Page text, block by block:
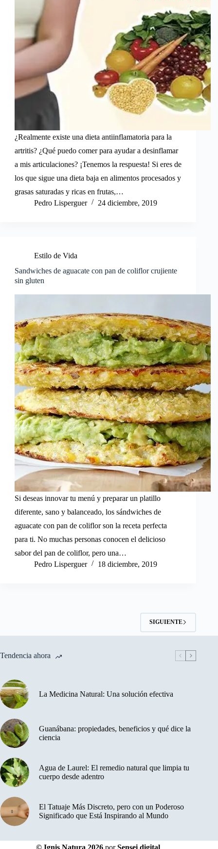
¿Realmente existe una dieta antiinflamatoria para la
artritis? ¿Qué puedo comer para ayudar a desinflamar
a mis articulaciones? ¡Tenemos la respuesta! Si eres de
los que sigue una dieta baja en alimentos procesados y
grasas saturadas y ricas en frutas,…
Pedro Lisperguer
24 diciembre, 2019
Estilo de Vida
Sandwiches de aguacate con pan de coliflor crujiente
sin gluten
Si deseas innovar tu menú y preparar un platillo
diferente, sano y balanceado, los sándwiches de
aguacate con pan de coliflor son la receta perfecta
para ti. No muchas personas conocen el delicioso
sabor del pan de coliflor, pero una…
Pedro Lisperguer
18 diciembre, 2019
SIGUIENTE
Tendencia ahora
La Medicina Natural: Una solución efectiva
Guanábana: propiedades, beneficios y qué dice la
ciencia
Agua de Laurel: El remedio natural que limpia tu
cuerpo desde adentro
El Tatuaje Más Discreto, pero con un Poderoso
Significado que Está Inspirando al Mundo
© Ignis Natura 2026 porSensei digital